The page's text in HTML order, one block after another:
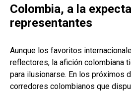
Colombia, a la
representantes
Aunque los favoritos
reflectores, la afición colombiana
para ilusionarse. En los próximos
corredores colombianos que